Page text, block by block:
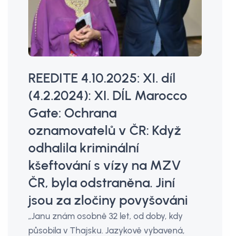
REEDITE 4.10.2025: XI. díl
(4.2.2024): XI. DÍL Marocco
Gate: Ochrana
oznamovatelů v ČR: Když
odhalila kriminální
kšeftování s vízy na MZV
ČR, byla odstraněna. Jiní
jsou za zločiny povyšováni
„Janu znám osobně 32 let, od doby, kdy
působila v Thajsku. Jazykově vybavená,